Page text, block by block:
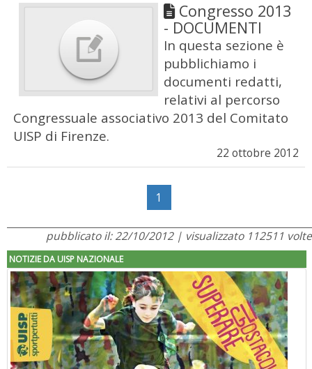
Congresso 2013
- DOCUMENTI
In questa sezione è
pubblichiamo i
documenti redatti,
relativi al percorso
Congressuale associativo 2013 del Comitato
UISP di Firenze.
22 ottobre 2012
1
pubblicato il: 22/10/2012 | visualizzato 112511 volte
NOTIZIE DA UISP NAZIONALE